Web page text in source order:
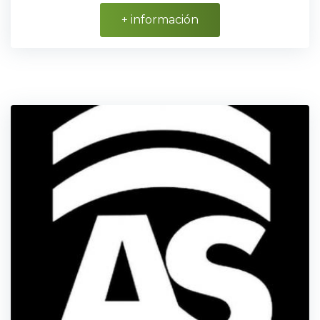
+ información